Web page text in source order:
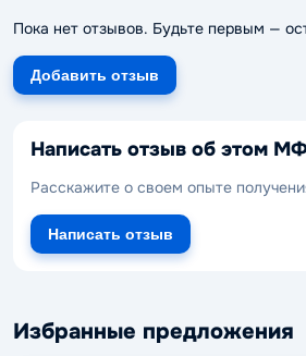
Пока нет отзывов. Будьте первым —
Добавить отзыв
Написать отзыв об этом
Расскажите о своем опыте
Написать отзыв
Избранные предложения